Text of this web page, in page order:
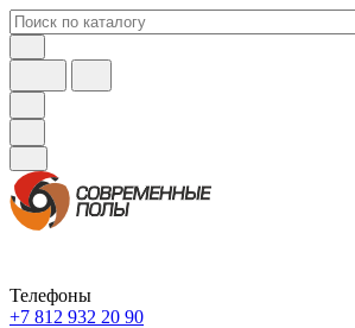
Телефоны
+7 812 932 20 90